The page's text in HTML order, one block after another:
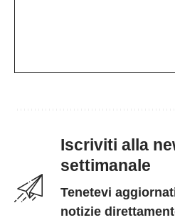
Iscriviti alla
settimanale
Tenetevi
notizie